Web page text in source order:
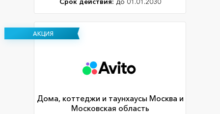
АКЦИЯ
Дома, коттеджи и таунхаусы Москва и
Московская область